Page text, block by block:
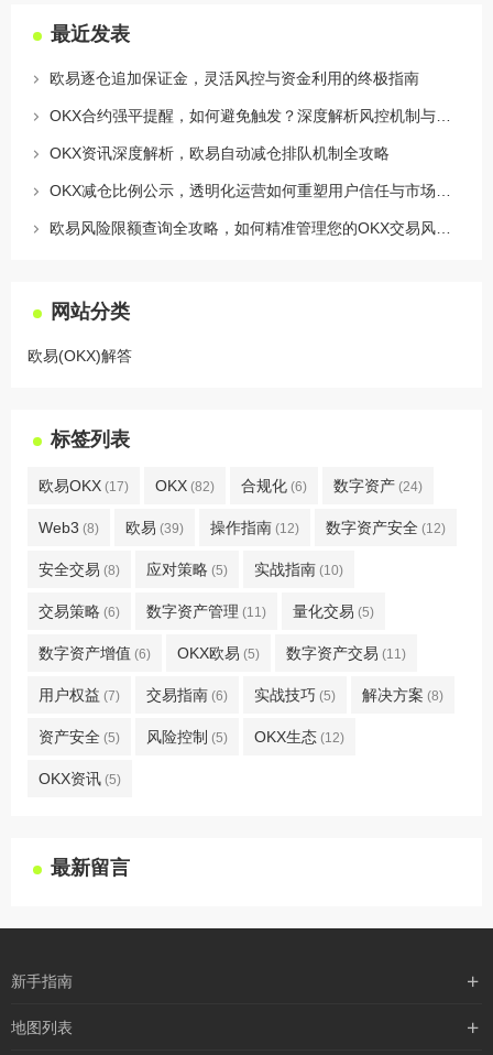
最近发表
欧易逐仓追加保证金，灵活风控与资金利用的终极指南
OKX资讯深度解析，欧易自动减仓排队机制全攻略
网站分类
欧易(OKX)解答
标签列表
欧易OKX (17) OKX (82) 合规化 (6) 数字资产 (24)
Web3 (8) 欧易 (39) 操作指南 (12) 数字资产安全 (12)
安全交易 (8) 应对策略 (5) 实战指南 (10)
交易策略 (6) 数字资产管理 (11) 量化交易 (5)
数字资产增值 (6) OKX欧易 (5) 数字资产交易 (11)
用户权益 (7) 交易指南 (6) 实战技巧 (5) 解决方案 (8)
资产安全 (5) 风险控制 (5) OKX生态 (12)
OKX资讯 (5)
最新留言
新手指南
购买流程
地图列表